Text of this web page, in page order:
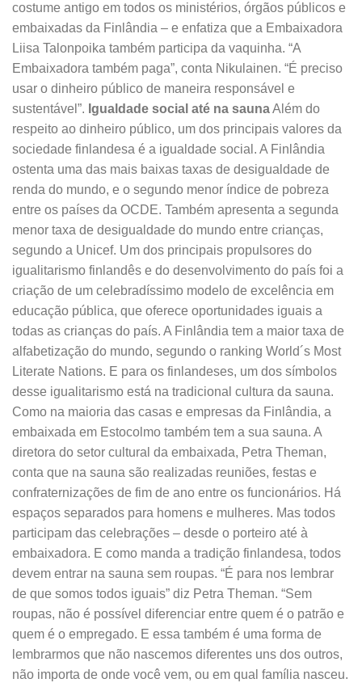
costume antigo em todos os ministérios, órgãos públicos e
embaixadas da Finlândia – e enfatiza que a Embaixadora
Liisa Talonpoika também participa da vaquinha. “A
Embaixadora também paga”, conta Nikulainen. “É preciso
usar o dinheiro público de maneira responsável e
sustentável”. Igualdade social até na saunaAlém do
respeito ao dinheiro público, um dos principais valores da
sociedade finlandesa é a igualdade social. A Finlândia
ostenta uma das mais baixas taxas de desigualdade de
renda do mundo, e o segundo menor índice de pobreza
entre os países da OCDE. Também apresenta a segunda
menor taxa de desigualdade do mundo entre crianças,
segundo a Unicef. Um dos principais propulsores do
igualitarismo finlandês e do desenvolvimento do país foi a
criação de um celebradíssimo modelo de excelência em
educação pública, que oferece oportunidades iguais a
todas as crianças do país. A Finlândia tem a maior taxa de
alfabetização do mundo, segundo o ranking World´s Most
Literate Nations. E para os finlandeses, um dos símbolos
desse igualitarismo está na tradicional cultura da sauna.
Como na maioria das casas e empresas da Finlândia, a
embaixada em Estocolmo também tem a sua sauna. A
diretora do setor cultural da embaixada, Petra Theman,
conta que na sauna são realizadas reuniões, festas e
confraternizações de fim de ano entre os funcionários. Há
espaços separados para homens e mulheres. Mas todos
participam das celebrações – desde o porteiro até à
embaixadora. E como manda a tradição finlandesa, todos
devem entrar na sauna sem roupas. “É para nos lembrar
de que somos todos iguais” diz Petra Theman. “Sem
roupas, não é possível diferenciar entre quem é o patrão e
quem é o empregado. E essa também é uma forma de
lembrarmos que não nascemos diferentes uns dos outros,
não importa de onde você vem, ou em qual família nasceu.